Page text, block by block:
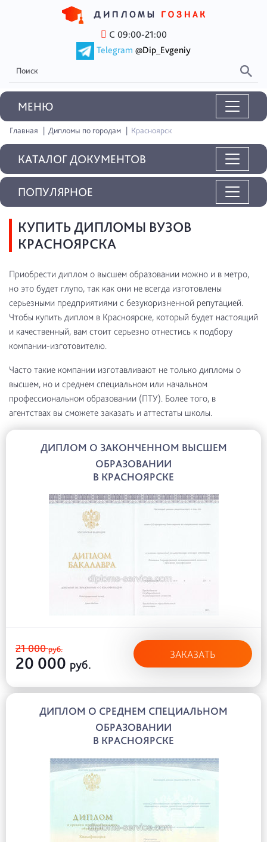
С 09:00-21:00
Telegram @Dip_Evgeniy
MEНЮ
Главная Дипломы по городам Красноярск
КАТАЛОГ ДОКУМЕНТОВ
КУПИТЬ ДИПЛОМЫ ВУЗОВ
КРАСНОЯРСКА
Приобрести диплом о высшем образовании можно и в метро,
но это будет глупо, так как они не всегда изготовлены
серьезными предприятиями с безукоризненной репутацией.
Чтобы купить диплом в Красноярске, который будет настоящий
и качественный, вам стоит серьезно отнестись к подбору
компании-изготовителю.
Часто такие компании изготавливают не только дипломы о
высшем, но и среднем специальном или начальном
профессиональном образовании (ПТУ). Более того, в
агентствах вы сможете заказать и аттестаты школы.
ДИПЛОМ О ЗАКОНЧЕННОМ ВЫСШЕМ
ОБРАЗОВАНИИ
В КРАСНОЯРСКЕ
21 000руб.
20 000 руб.
ЗАКАЗАТЬ
ДИПЛОМ О СРЕДНЕМ СПЕЦИАЛЬНОМ
ОБРАЗОВАНИИ
В КРАСНОЯРСКЕ
ПОПУЛЯРНОЕ